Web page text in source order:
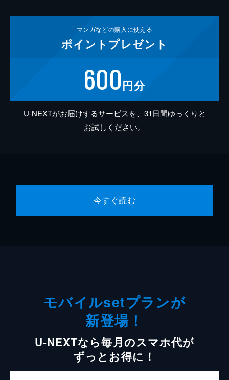
マンガなどの購入に使える
ポイント プレゼント
600円分
U-NEXTがお届けするサービスを、31日間ゆっくりと
お試しください。
今すぐ読む
モバイルsetプランが
新登場！
U-NEXTなら毎月のスマホ代が
ずっとお得に！